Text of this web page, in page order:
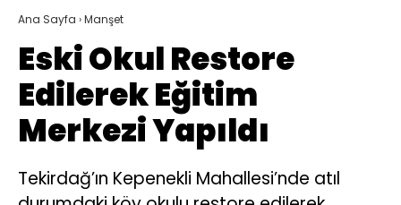
Ana Sayfa ›Manşet
Eski Okul Restore
Edilerek Eğitim
Merkezi Yapıldı
Tekirdağ’ın Kepenekli Mahallesi’nde atıl